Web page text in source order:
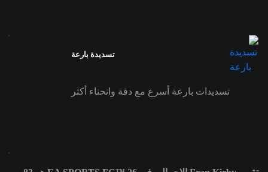
تسديدة بارعة
تسديدات بارعة أسرع مع دقة وانحناء أكثر